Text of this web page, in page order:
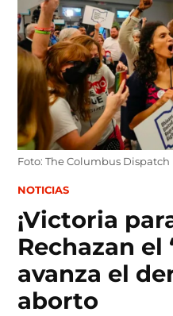
content
Foto: The Columbus Dispatch
POSTED
NOTICIAS
¡Victoria
Rechazan el
avanza el
aborto